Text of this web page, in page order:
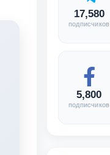
17,580
подписчиков
5,800
подписчиков